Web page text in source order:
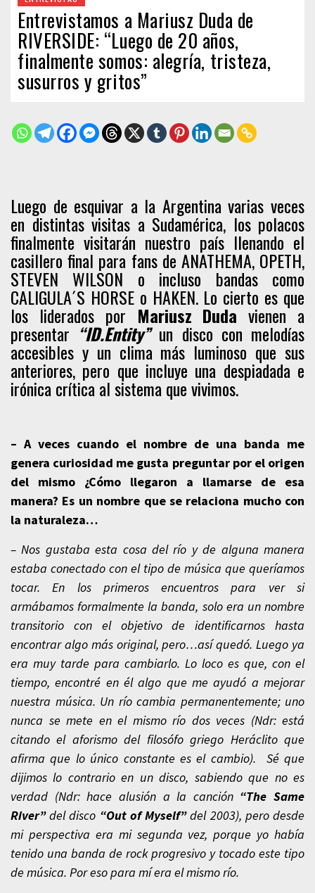
Entrevistamos a Mariusz Duda de
RIVERSIDE: “Luego de 20 años,
finalmente somos: alegría, tristeza,
susurros y gritos”
Luego de esquivar a la Argentina varias veces
en distintas visitas a Sudamérica, los polacos
finalmente visitarán nuestro país llenando el
casillero final para fans de ANATHEMA, OPETH,
STEVEN WILSON o incluso bandas como
CALIGULA´S HORSE o HAKEN. Lo cierto es que
los liderados por Mariusz Duda vienen a
presentar “ID.Entity”un disco con melodías
accesibles y un clima más luminoso que sus
anteriores, pero que incluye una despiadada e
irónica crítica al sistema que vivimos.
– A veces cuando el nombre de una banda me
genera curiosidad me gusta preguntar por el origen
del mismo ¿Cómo llegaron a llamarse de esa
manera? Es un nombre que se relaciona mucho con
la naturaleza…
– Nos gustaba esta cosa del río y de alguna manera
estaba conectado con el tipo de música que queríamos
tocar. En los primeros encuentros para ver si
armábamos formalmente la banda, solo era un nombre
transitorio con el objetivo de identificarnos hasta
encontrar algo más original, pero…así quedó. Luego ya
era muy tarde para cambiarlo. Lo loco es que, con el
tiempo, encontré en él algo que me ayudó a mejorar
nuestra música. Un río cambia permanentemente; uno
nunca se mete en el mismo río dos veces (Ndr: está
citando el aforismo del filosófo griego Heráclito que
afirma que lo único constante es el cambio). Sé que
dijimos lo contrario en un disco, sabiendo que no es
verdad (Ndr: hace alusión a la canción “The Same
River”del disco “Out of Myself”del 2003), pero desde
mi perspectiva era mi segunda vez, porque yo había
tenido una banda de rock progresivo y tocado este tipo
de música. Por eso para mí era el mismo río.